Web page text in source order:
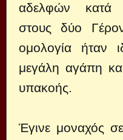
αδελφών κατά
στους δύο
ομολογία ήταν
μεγάλη αγάπη
υπακοής.
Έγινε μοναχός